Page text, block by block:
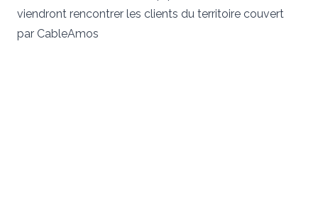
viendront rencontrer les clients du territoire couvert
par CableAmos